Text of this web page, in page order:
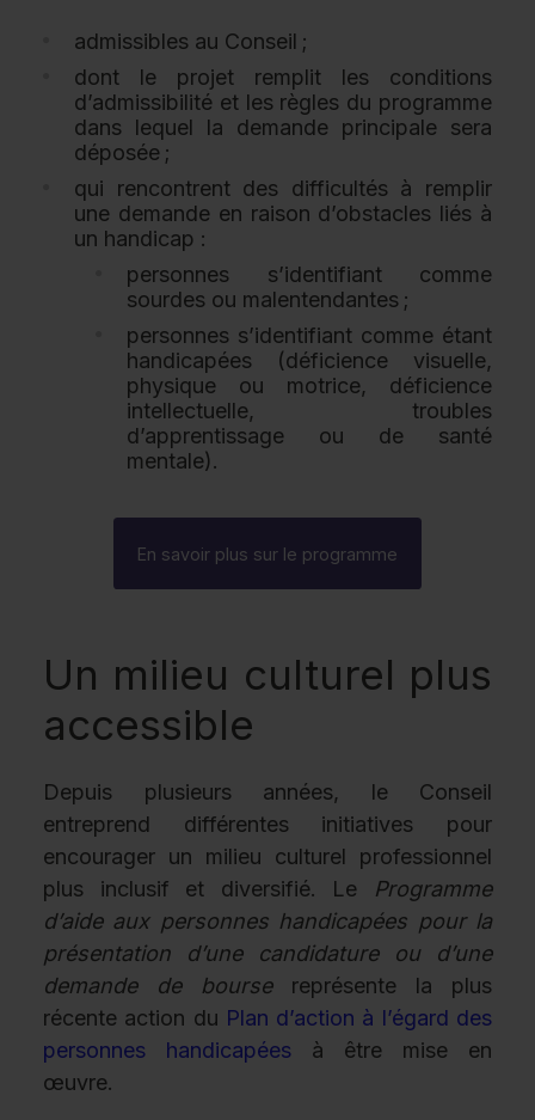
admissibles au Conseil ;
dont le projet remplit les conditions
d’admissibilité et les règles du programme
dans lequel la demande principale sera
déposée ;
qui rencontrent des difficultés à remplir
une demande en raison d’obstacles liés à
un handicap :
personnes s’identifiant comme
sourdes ou malentendantes ;
personnes s’identifiant comme étant
handicapées (déficience visuelle,
physique ou motrice, déficience
intellectuelle, troubles
d’apprentissage ou de santé
mentale).
En savoir plus sur le programme
Un milieu culturel plus
accessible
Depuis plusieurs années, le Conseil
entreprend différentes initiatives pour
encourager un milieu culturel professionnel
plus inclusif et diversifié. Le Programme
d’aide aux personnes handicapées pour la
présentation d’une candidature ou d’une
demande de bourse représente la plus
récente action du Plan d’action à l’égard des
personnes handicapées à être mise en
œuvre.